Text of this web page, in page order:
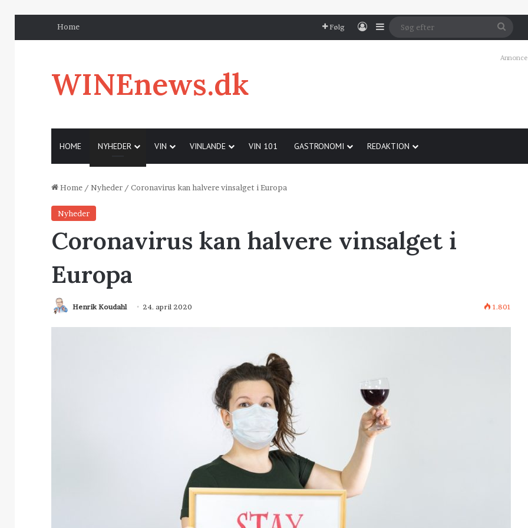
Home Følg Log InSidebar
Søg
WINEnews.dk
Annonce
HOME NYHEDER VIN VINLANDE VIN 101 GASTRONOMI REDAKTION
Home / Nyheder / Coronavirus kan halvere vinsalget i Europa
Nyheder
Coronavirus kan halvere vinsalget i
Europa
Henrik Koudahl 24. april 2020 1.801